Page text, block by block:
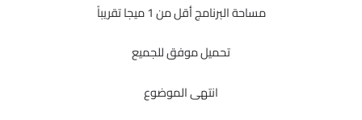
مساحة البرنامج أقل من 1 ميجا تقريباً
تحميل موفق للجميع
انتهى الموضوع